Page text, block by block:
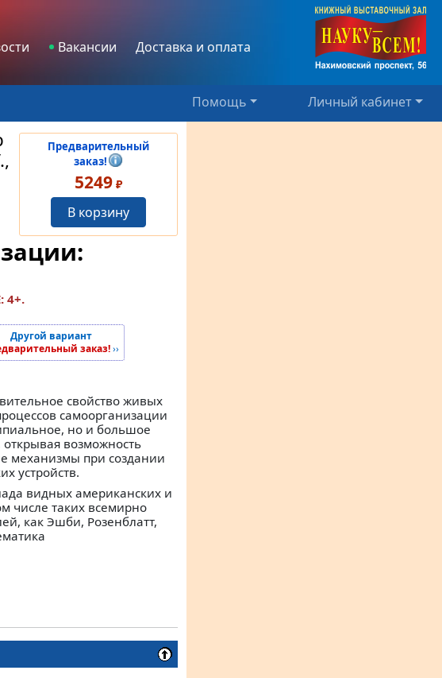
Вакансии
Доставка и оплата
Помощь Личный кабинет
Предварительный
заказ!
5249 ₽
В корзину
4+.
Другой вариант
заказ!››
свойство живых
самоорганизации
но и большое
возможность
механизмы при создании
устройств.
видных американских и
числе таких всемирно
как Эшби, Розенблатт,